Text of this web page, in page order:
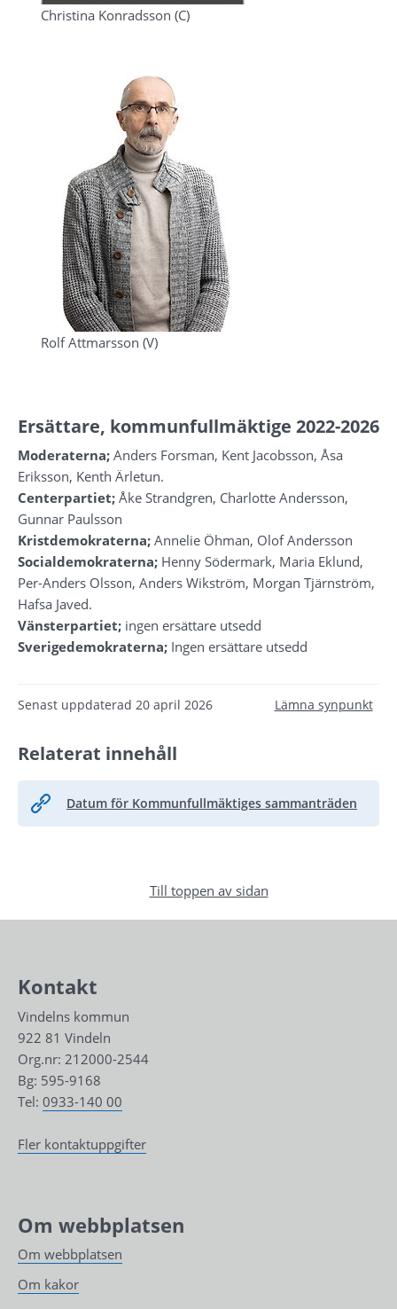
Christina Konradsson (C)
Rolf Attmarsson (V)
Ersättare, kommunfullmäktige 2022-2026
Moderaterna; Anders Forsman, Kent Jacobsson, Åsa
Eriksson, Kenth Ärletun.
Centerpartiet; Åke Strandgren, Charlotte Andersson,
Gunnar Paulsson
Kristdemokraterna; Annelie Öhman, Olof Andersson
Socialdemokraterna; Henny Södermark, Maria Eklund,
Per-Anders Olsson, Anders Wikström, Morgan Tjärnström,
Hafsa Javed.
Vänsterpartiet; ingen ersättare utsedd
Sverigedemokraterna; Ingen ersättare utsedd
Senast uppdaterad 20 april 2026 Lämna synpunkt
Relaterat innehåll
Datum för Kommunfullmäktiges sammanträden
Till toppen av sidan
Kontakt
Vindelns kommun
922 81 Vindeln
Org.nr: 212000-2544
Bg: 595-9168
Tel: 0933-140 00
Fler kontaktuppgifter
Om webbplatsen
Om webbplatsen
Om kakor